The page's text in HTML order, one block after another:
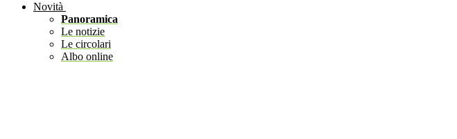
Novità
Panoramica
Le notizie
Le circolari
Albo online